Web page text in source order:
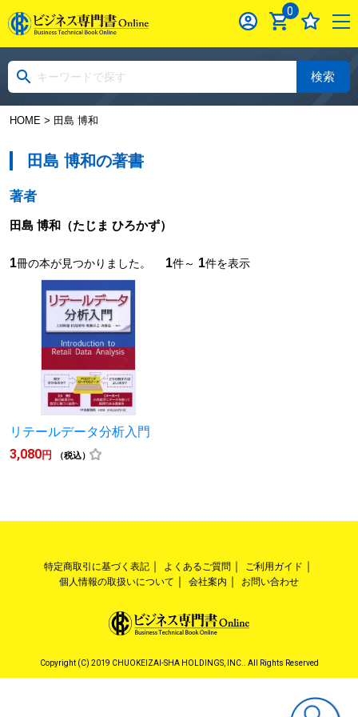
0
検索
HOME> 田島 博和
田島 博和の著書
著者
田島 博和（たじま ひろかず）
1冊の本が見つかりました。 1件～ 1件を表示
リテールデータ分析入門
3,080円 （税込）
特定商取引に基づく表記 よくあるご質問
ご利用ガイド
個人情報の取扱いについて
会社案内 お問い合わせ
Copyright (C) 2019 CHUOKEIZAI-SHA HOLDINGS, INC.. All Rights Reserved